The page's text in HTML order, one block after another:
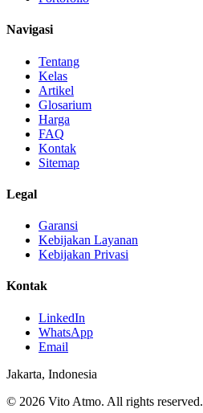
Navigasi
Tentang
Kelas
Artikel
Glosarium
Harga
FAQ
Kontak
Sitemap
Legal
Garansi
Kebijakan Layanan
Kebijakan Privasi
Kontak
LinkedIn
WhatsApp
Email
Jakarta, Indonesia
© 2026 Vito Atmo. All rights reserved.